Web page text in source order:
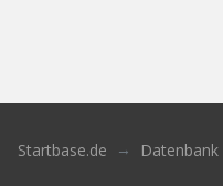
Startbase.de Datenbank